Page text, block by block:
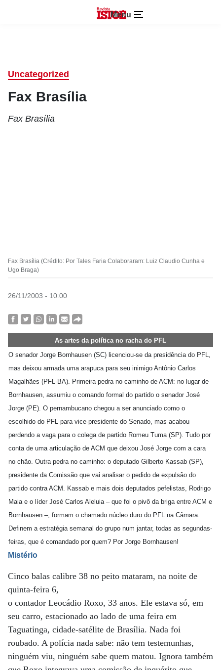
Menu
Uncategorized
Fax Brasília
Fax Brasília
Fax Brasília (Crédito: Por Tales Faria Colaboraram: Luiz Claudio Cunha e
Ugo Braga)
26/11/2003 - 10:00
As artes da política no racha do PFL
O senador Jorge Bornhausen (SC) licenciou-se da presidência do PFL,
mas deixou armada uma arapuca para seu inimigo Antônio Carlos
Magalhães (PFL-BA). Primeira pedra no caminho de ACM: no lugar de
Bornhausen, assumiu o comando formal do partido o senador José
Jorge (PE). O pernambucano chegou a ser anunciado como o
escolhido do PFL para vice-presidente do Senado, mas acabou
perdendo a vaga para o colega de partido Romeu Tuma (SP). Tudo por
conta de uma articulação de ACM que deixou José Jorge com a cara
no chão. Outra pedra no caminho: o deputado Gilberto Kassab (SP),
presidente da Comissão que vai analisar o pedido de expulsão do
partido contra ACM. Kassab e mais dois deputados pefelistas, Rodrigo
Maia e o líder José Carlos Aleluia – que foi o pivô da briga entre ACM e
Bornhausen –, formam o chamado núcleo duro do PFL na Câmara.
Definem a estratégia semanal do grupo num jantar, todas as segundas-
feiras, que é comandado por quem? Por Jorge Bornhausen!
Mistério
Cinco balas calibre 38 no peito mataram, na noite de
quinta-feira 6,
o contador Leocádio Roxo, 33 anos. Ele estava só, em
seu carro, estacionado ao lado de uma feira em
Taguatinga, cidade-satélite de Brasília. Nada foi
roubado. A polícia nada sabe: não tem testemunhas,
ninguém viu, ninguém sabe quem matou. Ignora também